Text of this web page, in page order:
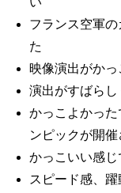
フランス空軍
た
映像演出がか
演出がすばら
かっこよかっ
ンピックが開
かっこいい感
スピード感、